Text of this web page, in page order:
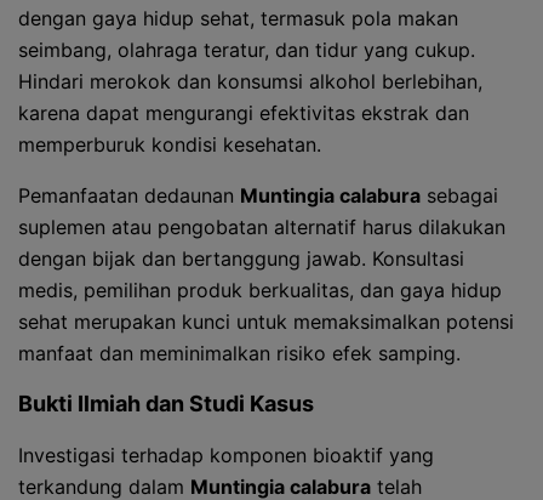
dengan gaya hidup sehat, termasuk pola makan
seimbang, olahraga teratur, dan tidur yang cukup.
Hindari merokok dan konsumsi alkohol berlebihan,
karena dapat mengurangi efektivitas ekstrak dan
memperburuk kondisi kesehatan.
Pemanfaatan dedaunan Muntingia calabura sebagai
suplemen atau pengobatan alternatif harus dilakukan
dengan bijak dan bertanggung jawab. Konsultasi
medis, pemilihan produk berkualitas, dan gaya hidup
sehat merupakan kunci untuk memaksimalkan potensi
manfaat dan meminimalkan risiko efek samping.
Bukti Ilmiah dan Studi Kasus
Investigasi terhadap komponen bioaktif yang
terkandung dalam Muntingia calabura telah